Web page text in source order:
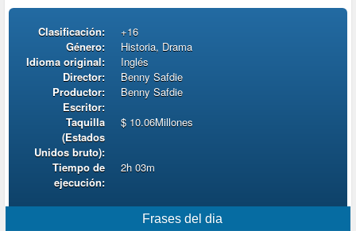
Clasificación:
+16
Género:
Historia, Drama
Idioma original:
Inglés
Director:
Benny Safdie
Productor:
Benny Safdie
Escritor:
Taquilla
(Estados
Unidos bruto):
$ 10.06Millones
Tiempo de
ejecución:
2h 03m
Frases del dia